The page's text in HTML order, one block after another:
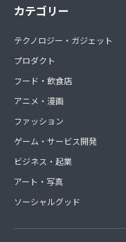
カテゴリー
テクノロジー・ガジェット
プロダクト
フード・飲食店
アニメ・漫画
ファッション
ゲーム・サービス開発
ビジネス・起業
アート・写真
ソーシャルグッド